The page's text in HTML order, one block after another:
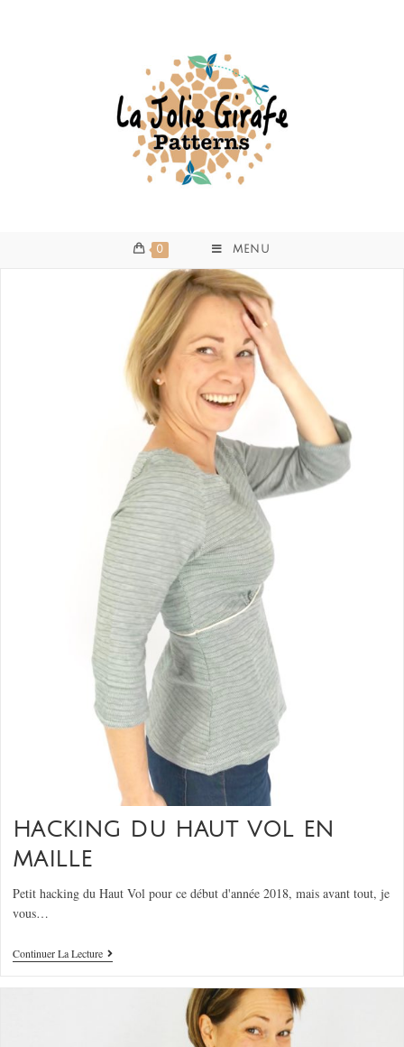
0 MENU
HACKING DU HAUT VOL EN
MAILLE
Petit hacking du Haut Vol pour ce début d'année 2018, mais avant tout, je
vous…
Continuer La Lecture